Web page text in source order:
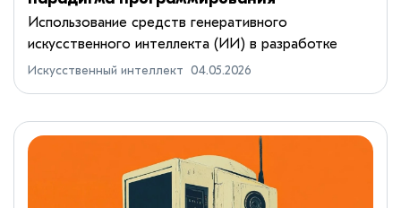
Использование средств генеративного
искусственного интеллекта (ИИ) в разработке
программного обеспечения радикально ускоряет
Искусственный интеллект 04.05.2026